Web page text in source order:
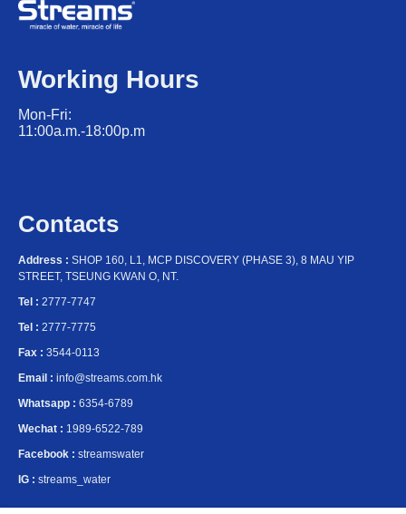
Working Hours
Mon-Fri:
11:00a.m.-18:00p.m
Contacts
Address : SHOP 160, L1, MCP DISCOVERY (PHASE 3), 8 MAU YIP
STREET, TSEUNG KWAN O, NT.
Tel : 2777-7747
Tel : 2777-7775
Fax : 3544-0113
Email : info@streams.com.hk
Whatsapp : 6354-6789
Wechat : 1989-6522-789
Facebook : streamswater
IG : streams_water